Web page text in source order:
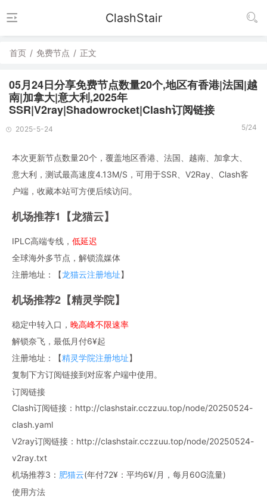
ClashStair
首页 / 免费节点 / 正文
05月24日分享免费节点数量20个,地区有香港|法国|越
南|加拿大|意大利,2025年
SSR|V2ray|Shadowrocket|Clash订阅链接
2025-5-24 5/24
本次更新节点数量20个，覆盖地区香港、法国、越南、加拿大、
意大利，测试最高速度4.13M/S，可用于SSR、V2Ray、Clash客
户端，收藏本站可方便后续访问。
机场推荐1【龙猫云】
IPLC高端专线， 低延迟
全球海外多节点，解锁流媒体
注册地址：【龙猫云注册地址】
机场推荐2【精灵学院】
稳定中转入口， 晚高峰不限速率
解锁奈飞，最低月付6¥起
注册地址：【精灵学院注册地址】
复制下方订阅链接到对应客户端中使用。
订阅链接
Clash订阅链接：http://clashstair.cczzuu.top/node/20250524-
clash.yaml
V2ray订阅链接：http://clashstair.cczzuu.top/node/20250524-
v2ray.txt
机场推荐3： 肥猫云(年付72¥：平均6¥/月，每月60G流量)
使用方法